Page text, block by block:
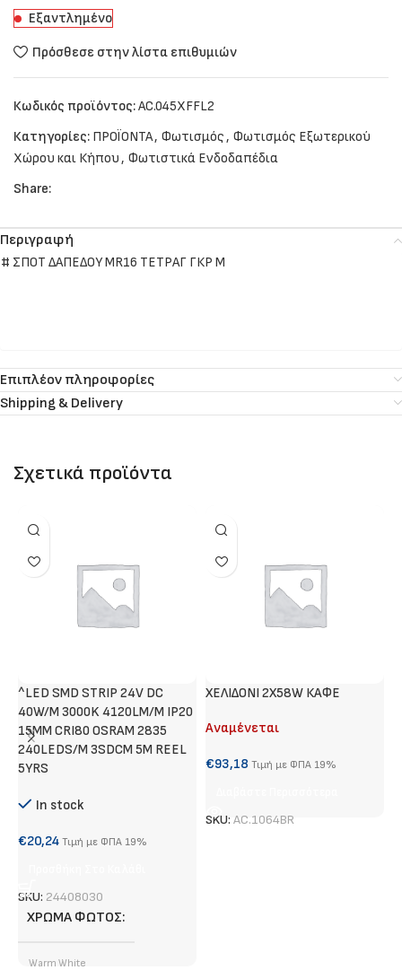
Εξαντλημένο
Πρόσθεσε στην λίστα επιθυμιών
Κωδικός προϊόντος:AC.045XFFL2
Κατηγορίες: ΠΡΟΪΟΝΤΑ, Φωτισμός, Φωτισμός Εξωτερικού
Χώρου και Κήπου, Φωτιστικά Ενδοδαπέδια
Share:
Περιγραφή
# ΣΠΟΤ ΔΑΠΕΔΟΥ ΜR16 ΤΕΤΡΑΓ ΓΚΡ Μ
Επιπλέον πληροφορίες
Shipping & Delivery
Σχετικά προϊόντα
^LED SMD STRIP 24V DC
40W/M 3000K 4120LM/M IP20
15MM CRI80 OSRAM 2835
240LEDS/M 3SDCM 5M REEL
5YRS
In stock
€20,24 Τιμή με ΦΠΑ 19%
SKU: 24408030
ΧΡΏΜΑ ΦΩΤΌΣ
Warm White
ΧΕΛΙΔΟΝΙ 2X58W ΚΑΦΕ
Αναμένεται
€93,18 Τιμή με ΦΠΑ 19%
SKU: AC.1064BR